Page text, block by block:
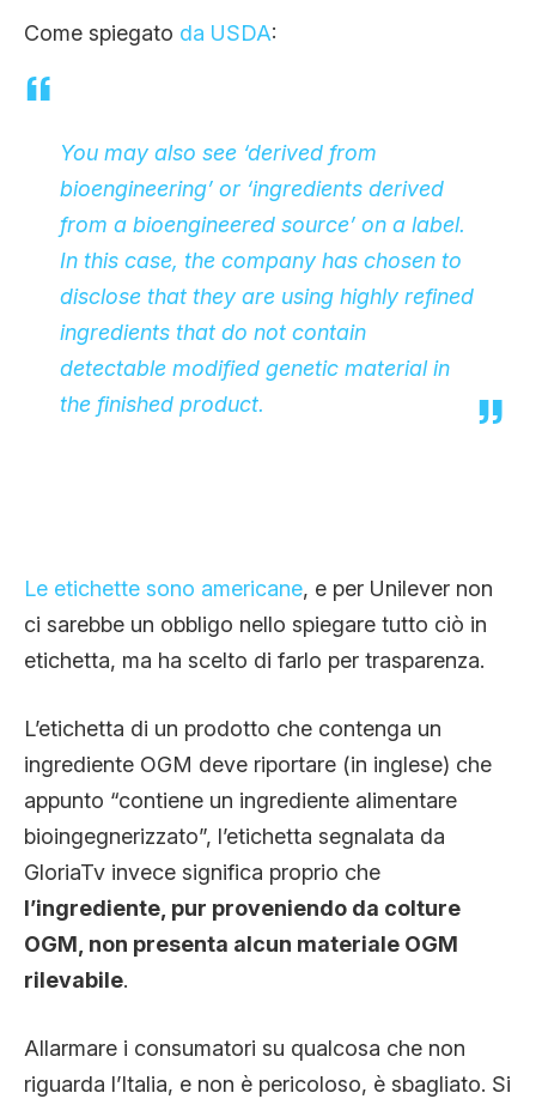
Come spiegato da USDA:
You may also see ‘derived from
bioengineering’ or ‘ingredients derived
from a bioengineered source’ on a label.
In this case, the company has chosen to
disclose that they are using highly refined
ingredients that do not contain
detectable modified genetic material in
the finished product.
Le etichette sono americane, e per Unilever non
ci sarebbe un obbligo nello spiegare tutto ciò in
etichetta, ma ha scelto di farlo per trasparenza.
L’etichetta di un prodotto che contenga un
ingrediente OGM deve riportare (in inglese) che
appunto “contiene un ingrediente alimentare
bioingegnerizzato”, l’etichetta segnalata da
GloriaTv invece significa proprio che
l’ingrediente, pur proveniendo da colture
OGM, non presenta alcun materiale OGM
rilevabile.
Allarmare i consumatori su qualcosa che non
riguarda l’Italia, e non è pericoloso, è sbagliato. Si